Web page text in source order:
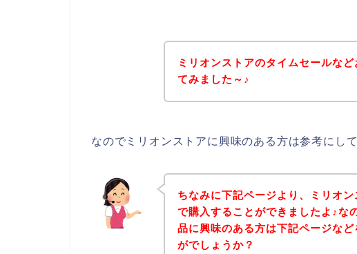
ミリオンストアのタイムセールな
てみました～♪
なのでミリオンストアに興味のある方は参考にし
ちなみに下記ページより、ミリオ
で購入することができましたよ♪な
品に興味のある方は下記ページな
がでしょうか？